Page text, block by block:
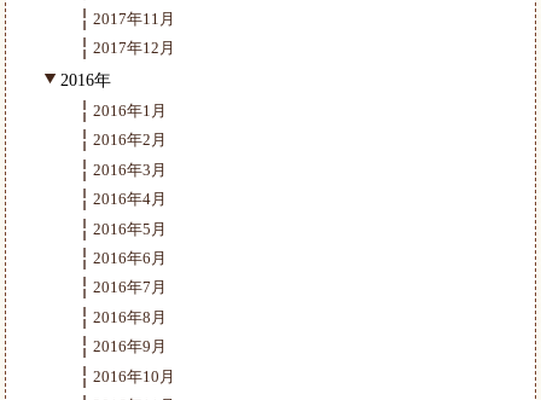
2017年11月
2017年12月
2016年
2016年1月
2016年2月
2016年3月
2016年4月
2016年5月
2016年6月
2016年7月
2016年8月
2016年9月
2016年10月